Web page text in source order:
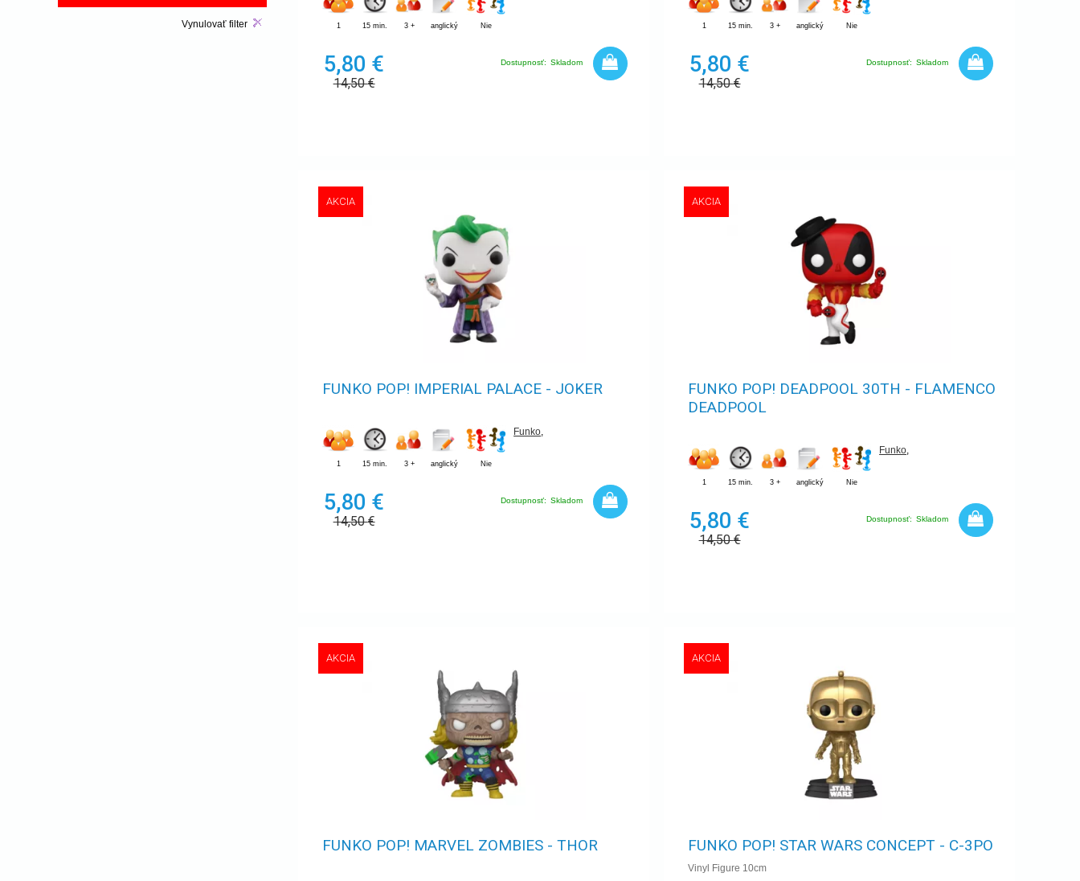
1 15 min. 3 + anglický Nie
5,80 €
14,50€
Dostupnosť: Skladom
1 15 min. 3 + anglický Nie
5,80 €
14,50€
Dostupnosť: Skladom
AKCIA
FUNKO POP! IMPERIAL PALACE - JOKER
1 15 min. 3 + anglický Nie
Funko,
5,80 €
14,50€
Dostupnosť: Skladom
AKCIA
FUNKO POP! DEADPOOL 30TH - FLAMENCO
DEADPOOL
1 15 min. 3 + anglický Nie
Funko,
5,80 €
14,50€
Dostupnosť: Skladom
AKCIA
FUNKO POP! MARVEL ZOMBIES - THOR
AKCIA
FUNKO POP! STAR WARS CONCEPT - C-3PO
Vinyl Figure 10cm
Vynulovať filter